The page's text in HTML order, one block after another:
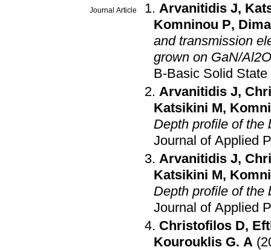
Journal Article Arvanitidis J,
Komninou P,
and transmission
grown on GaN/
B-Basic Solid
Arvanitidis J,
Katsikini M,
Depth profile of the
Journal of Applied
Arvanitidis J,
Katsikini M,
Depth profile of the
Journal of Applied
Christofilos D,
Kourouklis G. A